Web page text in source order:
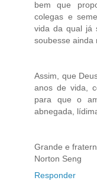
bem que
colegas e
vida da qual já
soubesse ainda
Assim, que
anos de vida,
para que o
abnegada,
Grande e
Norton Seng
Responder